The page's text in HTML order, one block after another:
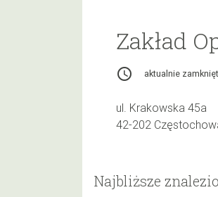
Zakład
access_time aktualnie
ul. Krakowska 45a
42-202
Najbliższe